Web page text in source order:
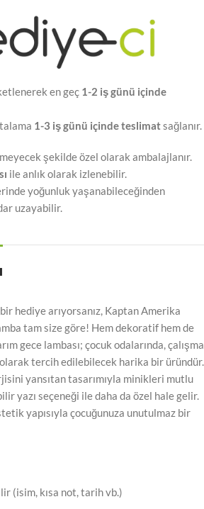
en geç 1-2 iş günü içinde
1-3 iş günü içinde teslimatsağlanır.
şekilde özel olarak ambalajlanır.
ile anlık olarak izlenebilir.
yoğunluk yaşanabileceğinden
uzayabilir.
hediye arıyorsanız, Kaptan Amerika
tam size göre! Hem dekoratif hem de
gece lambası; çocuk odalarında, çalışma
tercih edilebilecek harika bir üründür.
yansıtan tasarımıyla minikleri mutlu
yazı seçeneği ile daha da özel hale gelir.
yapısıyla çocuğunuza unutulmaz bir
(isim, kısa not, tarih vb.)